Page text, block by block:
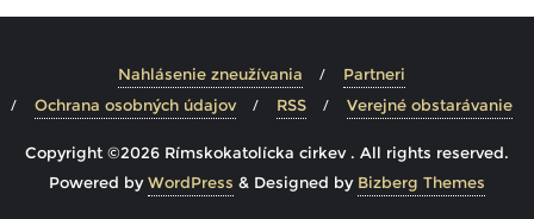
Nahlásenie zneužívania
Partneri
Ochrana osobných údajov
RSS Verejné obstarávanie
Copyright ©2026 Rímskokatolícka cirkev . All rights reserved.
Powered byWordPress & Designed by Bizberg Themes